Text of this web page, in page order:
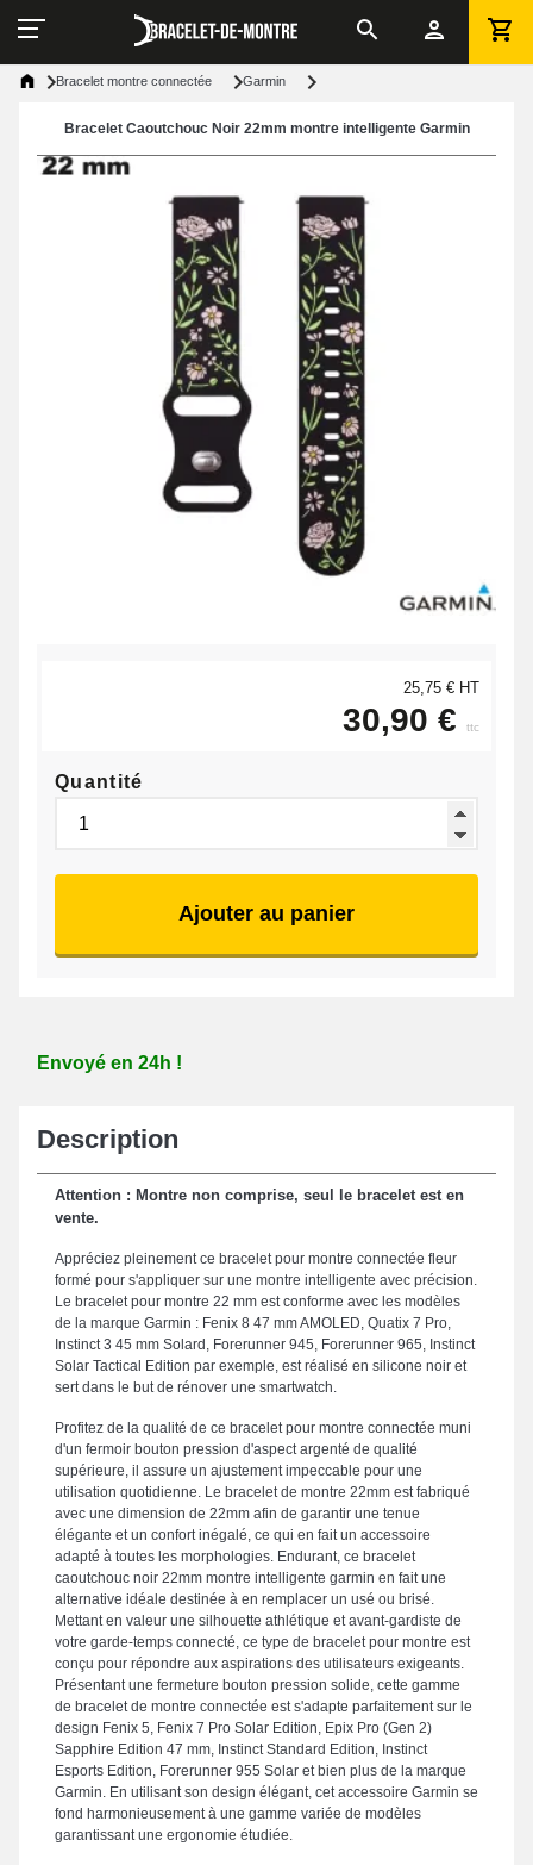
Bracelet montre connectée Garmin
Bracelet Caoutchouc Noir 22mm montre intelligente Garmin
25,75 € HT
30,90 € ttc
Quantité
Ajouter au panier
Envoyé en 24h !
Description
Attention : Montre non comprise, seul le bracelet est en
vente.
Appréciez pleinement ce bracelet pour montre connectée fleur
formé pour s'appliquer sur une montre intelligente avec précision.
Le bracelet pour montre 22 mm est conforme avec les modèles
de la marque Garmin : Fenix 8 47 mm AMOLED, Quatix 7 Pro,
Instinct 3 45 mm Solard, Forerunner 945, Forerunner 965, Instinct
Solar Tactical Edition par exemple, est réalisé en silicone noir et
sert dans le but de rénover une smartwatch.
Profitez de la qualité de ce bracelet pour montre connectée muni
d'un fermoir bouton pression d'aspect argenté de qualité
supérieure, il assure un ajustement impeccable pour une
utilisation quotidienne. Le bracelet de montre 22mm est fabriqué
avec une dimension de 22mm afin de garantir une tenue
élégante et un confort inégalé, ce qui en fait un accessoire
adapté à toutes les morphologies. Endurant, ce bracelet
caoutchouc noir 22mm montre intelligente garmin en fait une
alternative idéale destinée à en remplacer un usé ou brisé.
Mettant en valeur une silhouette athlétique et avant-gardiste de
votre garde-temps connecté, ce type de bracelet pour montre est
conçu pour répondre aux aspirations des utilisateurs exigeants.
Présentant une fermeture bouton pression solide, cette gamme
de bracelet de montre connectée est s'adapte parfaitement sur le
design Fenix 5, Fenix 7 Pro Solar Edition, Epix Pro (Gen 2)
Sapphire Edition 47 mm, Instinct Standard Edition, Instinct
Esports Edition, Forerunner 955 Solar et bien plus de la marque
Garmin. En utilisant son design élégant, cet accessoire Garmin se
fond harmonieusement à une gamme variée de modèles
garantissant une ergonomie étudiée.